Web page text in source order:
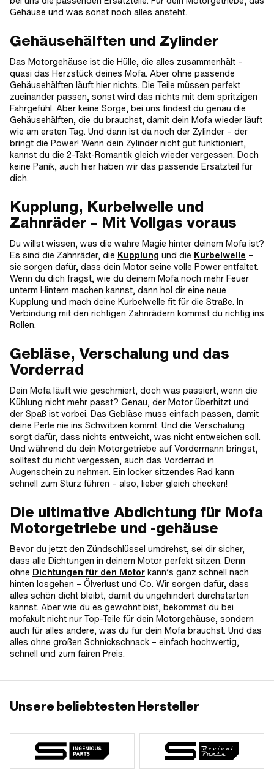
Gehäuse und was sonst noch alles ansteht.
Gehäusehälften und Zylinder
Das Motorgehäuse ist die Hülle, die alles zusammenhält –
quasi das Herzstück deines Mofa. Aber ohne passende
Gehäusehälften läuft hier nichts. Die Teile müssen perfekt
zueinander passen, sonst wird das nichts mit dem spritzigen
Fahrgefühl. Aber keine Sorge, bei uns findest du genau die
Gehäusehälften, die du brauchst, damit dein Mofa wieder läuft
wie am ersten Tag. Und dann ist da noch der Zylinder – der
bringt die Power! Wenn dein Zylinder nicht gut funktioniert,
kannst du die 2-Takt-Romantik gleich wieder vergessen. Doch
keine Panik, auch hier haben wir das passende Ersatzteil für
dich.
Kupplung, Kurbelwelle und
Zahnräder – Mit Vollgas voraus
Du willst wissen, was die wahre Magie hinter deinem Mofa ist?
Es sind die Zahnräder, die Kupplung und die Kurbelwelle –
sie sorgen dafür, dass dein Motor seine volle Power entfaltet.
Wenn du dich fragst, wie du deinem Mofa noch mehr Feuer
unterm Hintern machen kannst, dann hol dir eine neue
Kupplung und mach deine Kurbelwelle fit für die Straße. In
Verbindung mit den richtigen Zahnrädern kommst du richtig ins
Rollen.
Gebläse, Verschalung und das
Vorderrad
Dein Mofa läuft wie geschmiert, doch was passiert, wenn die
Kühlung nicht mehr passt? Genau, der Motor überhitzt und
der Spaß ist vorbei. Das Gebläse muss einfach passen, damit
deine Perle nie ins Schwitzen kommt. Und die Verschalung
sorgt dafür, dass nichts entweicht, was nicht entweichen soll.
Und während du dein Motorgetriebe auf Vordermann bringst,
solltest du nicht vergessen, auch das Vorderrad in
Augenschein zu nehmen. Ein locker sitzendes Rad kann
schnell zum Sturz führen – also, lieber gleich checken!
Die ultimative Abdichtung für Mofa
Motorgetriebe und -gehäuse
Bevor du jetzt den Zündschlüssel umdrehst, sei dir sicher,
dass alle Dichtungen in deinem Motor perfekt sitzen. Denn
ohne Dichtungen für den Motor kann’s ganz schnell nach
hinten losgehen – Ölverlust und Co. Wir sorgen dafür, dass
alles schön dicht bleibt, damit du ungehindert durchstarten
kannst. Aber wie du es gewohnt bist, bekommst du bei
mofakult nicht nur Top-Teile für dein Motorgehäuse, sondern
auch für alles andere, was du für dein Mofa brauchst. Und das
alles ohne großen Schnickschnack – einfach hochwertig,
schnell und zum fairen Preis.
Unsere beliebtesten Hersteller